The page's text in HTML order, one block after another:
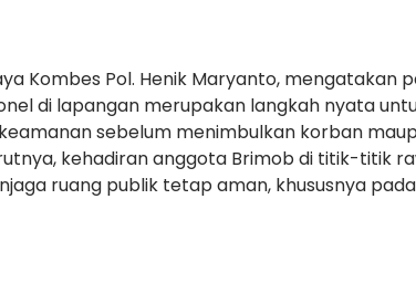
Kombes Pol. Henik Maryanto, mengatakan
di lapangan merupakan langkah nyata
sebelum menimbulkan korban
kehadiran anggota Brimob di titik-titik
ruang publik tetap aman, khususnya